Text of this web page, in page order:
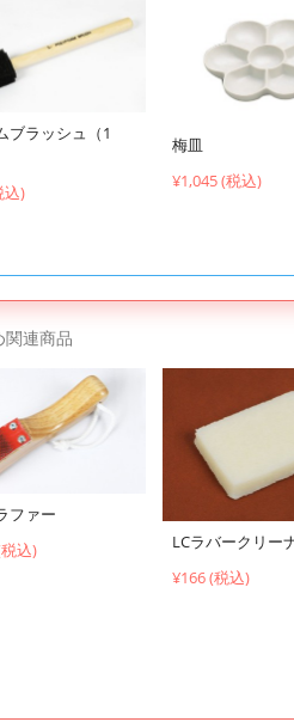
ブラッシュ（1
込)
梅皿
¥1,045 (税込)
関連商品
ファー
込)
LCラバークリー
¥166 (税込)